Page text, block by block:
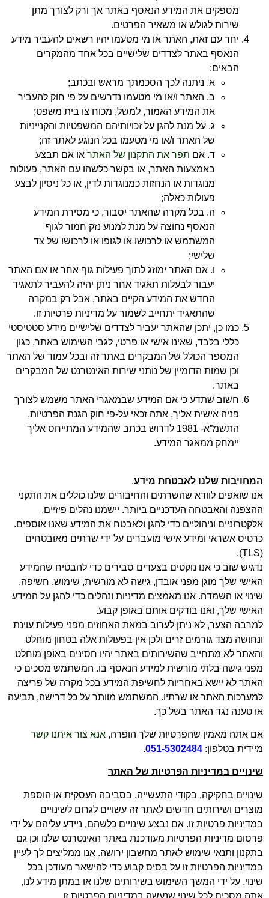
מספקים את המידע הנאסף באתר אך ורק לצורך מתן
שירות לגולש או משאיר הפרטים.
יחד עם זאת, האתר או מי מטעמו יהיו רשאים להעביר מידע
הנאסף באתר לצדדים שלישיים בכל אחד מהמקרים
הבאים:
א. ניתנה לכך הסכמתך מראש ובכתב;
ב. האתר ו/או מי מטעמו נדרשים על פי חוק להעביר
את המידע האמור, למשל, מכוח צו בית משפט;
ג. על מנת להגן על זכויותיהם המשפטיות והקנייניות
של האתר ו/או מי מטעמו בכל הנוגע לאתר זה;
ד. אם תפר את התקנון של האתר או אם תבצע
באמצעות האתר, או בקשר כלשהו עם האתר, פעולות
מנוגדות או הנחזות כמנוגדות לדין, או כל ניסיון לבצע
פעולות כאלה;
ה. בכל מקרה שהאתר יסבור, כי מסירת המידע
הנאסף נחוצה על מנת למנוע נזק חמור לגוף
המשתמש או לרכושו או לגופו או לרכושו של צד
שלישי;
ו. אם האתר ימוזג לתוך פעילות גוף אחר או אם האתר
יעבור לבעלות תאגיד אחר ניתן יהיה להעביר לתאגיד
החדש את המידע הקיים באתר, אבל רק במקרה
שהתאגיד יתחייב לשמור על מדיניות פרטיות זו.
כמו כן, יתכן שהאתר יעביר לצדדים שלישיים מידע סטטיסטי
כללי בלבד, שאינו אישי או פרטי, לגבי השימוש באתר, כגון
המספר הכולל של המבקרים באתר זה ובכל עמוד של האתר
וכן שמות הדומיין של נותני שירות האינטרנט של המבקרים
באתר.
חשוב שתדע כי אם המידע שבמאגרי האתר משמש לצורך
פניה אישית אליך, אתה זכאי על-פי חוק הגנת הפרטיות,
התשמ”א- 1981
לדרוש בכתב שהמידע המתייחס אליך
יימחק ממאגר המידע.
המחויבות שלנו לאבטחת מידע.
אנו שואפים לוודא שהשרתים והחיבורים שלנו כוללים את התקני
ההצפנה והאבטחה העדכניים ביותר. יישמנו נהלים פיזיים,
אלקטרוניים וניהוליים כדי להגן ולאבטח את המידע שאנו אוספים.
כרטיס אשראי ומידע אישי מועברים על ידי שרתים מאובטחים
(TLS)
.
נדגיש שוב כי אנו נוקטים בצעדים סבירים כדי להבטיח שהמידע
האישי שלך מוגן מפני אובדן, גישה לא מורשית, שימוש, חשיפה,
שינוי או השמדה. אנו מאמצים מדיניות ונהלים כדי להגן על המידע
האישי שלך, ואנו בודקים אותם באופן קבוע.
למרבה הצער, לא ניתן לערוב במאת האחוזים מפני פעילות עוינת
ונחושה מצד גורמים זרים ולכן אין בפעולות אלה בטחון מוחלט
והאתר לא מתחייב שהשירותים באתר יהיו חסינים באופן מוחלט
מפני גישה בלתי מורשית למידע הנאסף בו. המשתמש מסכים כי
האתר לא יישא באחריות לחשיפת המידע בכל מקרה של פריצה
למערכות האתר או שרתיו. המשתמש מוותר על כל דרישה, תביעה
או טענה נגד האתר בשל כך.
אם אתה מאמין שהפרטיות שלך הופרה, אנא צור איתנו קשר
מיידית בטלפון: 051-5302484
.
שינויים במדיניות הפרטיות של האתר
שינויים בחקיקה, בקודי התעשייה, בסביבה העסקית או הוספת
מוצרים ושירותים חדשים לאתר זה עשויים לגרום לשינויים
במדיניות פרטיות זו. אם נבצע שינויים כלשהם, ניידע עליהם על ידי
פרסום מדיניות הפרטיות מעודכנת באתר האינטרנט שלנו וכן גם
בתקנון ותנאי שימוש לאתר מחשבון ירושה. אנו ממליצים לך לעיין
במדיניות הפרטיות זו על בסיס קבוע כדי להישאר מעודכן בכל
שינוי. על ידי המשך השימוש בשירותים שלנו או במתן מידע לנו,
אתה מסכים לכל שינוי שנעשה במדיניות הפרטיות זו.